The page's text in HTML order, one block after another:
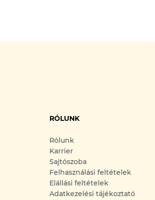
RÓLUNK
Rólunk
Karrier
Sajtószoba
Felhasználási feltételek
Elállási feltételek
Adatkezelési tájékoztató